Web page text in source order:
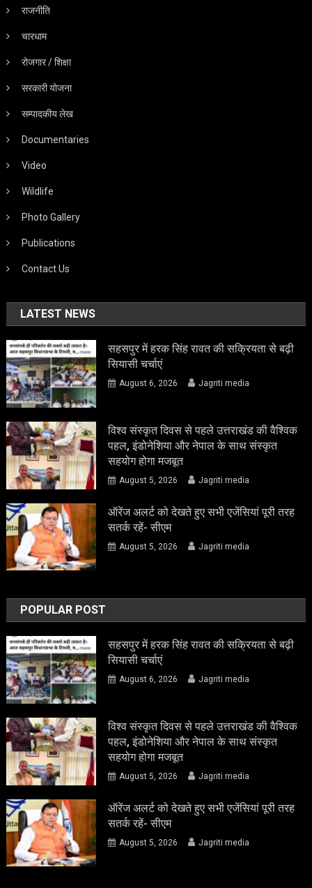
राजनीति
चारधाम
रोजगार / शिक्षा
सरकारी योजना
सम्पादकीय लेख
Documentaries
Video
Wildlife
Photo Gallery
Publications
Contact Us
LATEST NEWS
सहसपुर में हरक सिंह रावत की सक्रियता से बढ़ी
सियासी चर्चाएं
August 6, 2026 Jagriti media
विश्व संस्कृत दिवस से पहले उत्तराखंड की वैश्विक
पहल, इंडोनेशिया और नेपाल के साथ संस्कृत
सहयोग होगा मजबूत
August 5, 2026 Jagriti media
ऑरेंज अलर्ट को देखते हुए सभी एजेंसियां पूरी तरह
सतर्क रहें- सीएम
August 5, 2026 Jagriti media
POPULAR POST
सहसपुर में हरक सिंह रावत की सक्रियता से बढ़ी
सियासी चर्चाएं
August 6, 2026 Jagriti media
विश्व संस्कृत दिवस से पहले उत्तराखंड की वैश्विक
पहल, इंडोनेशिया और नेपाल के साथ संस्कृत
सहयोग होगा मजबूत
August 5, 2026 Jagriti media
ऑरेंज अलर्ट को देखते हुए सभी एजेंसियां पूरी तरह
सतर्क रहें- सीएम
August 5, 2026 Jagriti media